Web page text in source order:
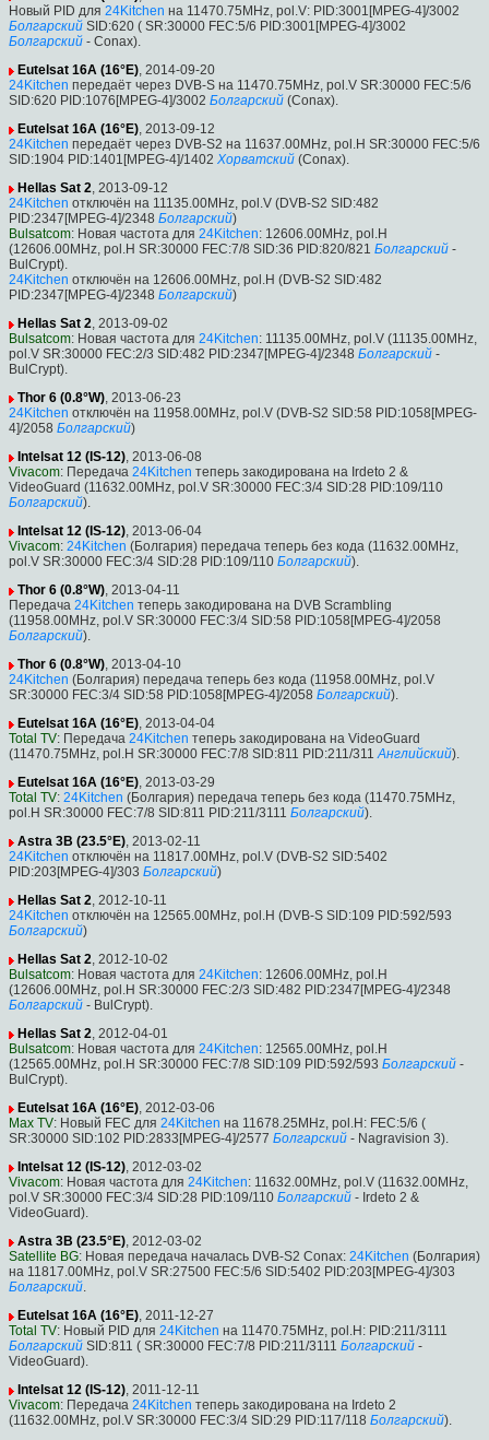
Новый PID для 24Kitchen на 11470.75MHz, pol.V: PID:3001[MPEG-4]/3002
Болгарский SID:620 ( SR:30000 FEC:5/6 PID:3001[MPEG-4]/3002
Болгарский - Conax).
Eutelsat 16A (16°E), 2014-09-20
24Kitchen передаёт через DVB-S на 11470.75MHz, pol.V SR:30000 FEC:5/6
SID:620 PID:1076[MPEG-4]/3002 Болгарский (Conax).
Eutelsat 16A (16°E), 2013-09-12
24Kitchen передаёт через DVB-S2 на 11637.00MHz, pol.H SR:30000 FEC:5/6
SID:1904 PID:1401[MPEG-4]/1402 Хорватский (Conax).
Hellas Sat 2, 2013-09-12
24Kitchen отключён на 11135.00MHz, pol.V (DVB-S2 SID:482
PID:2347[MPEG-4]/2348 Болгарский)
Bulsatcom: Новая частота для 24Kitchen: 12606.00MHz, pol.H
(12606.00MHz, pol.H SR:30000 FEC:7/8 SID:36 PID:820/821 Болгарский -
BulCrypt).
24Kitchen отключён на 12606.00MHz, pol.H (DVB-S2 SID:482
PID:2347[MPEG-4]/2348 Болгарский)
Hellas Sat 2, 2013-09-02
Bulsatcom: Новая частота для 24Kitchen: 11135.00MHz, pol.V (11135.00MHz,
pol.V SR:30000 FEC:2/3 SID:482 PID:2347[MPEG-4]/2348 Болгарский -
BulCrypt).
Thor 6 (0.8°W), 2013-06-23
24Kitchen отключён на 11958.00MHz, pol.V (DVB-S2 SID:58 PID:1058[MPEG-
4]/2058 Болгарский)
Intelsat 12 (IS-12), 2013-06-08
Vivacom: Передача 24Kitchen теперь закодирована на Irdeto 2 &
VideoGuard (11632.00MHz, pol.V SR:30000 FEC:3/4 SID:28 PID:109/110
Болгарский).
Intelsat 12 (IS-12), 2013-06-04
Vivacom: 24Kitchen (Болгария) передача теперь без кода (11632.00MHz,
pol.V SR:30000 FEC:3/4 SID:28 PID:109/110 Болгарский).
Thor 6 (0.8°W), 2013-04-11
Передача 24Kitchen теперь закодирована на DVB Scrambling
(11958.00MHz, pol.V SR:30000 FEC:3/4 SID:58 PID:1058[MPEG-4]/2058
Болгарский).
Thor 6 (0.8°W), 2013-04-10
24Kitchen (Болгария) передача теперь без кода (11958.00MHz, pol.V
SR:30000 FEC:3/4 SID:58 PID:1058[MPEG-4]/2058 Болгарский).
Eutelsat 16A (16°E), 2013-04-04
Total TV: Передача 24Kitchen теперь закодирована на VideoGuard
(11470.75MHz, pol.H SR:30000 FEC:7/8 SID:811 PID:211/311 Английский).
Eutelsat 16A (16°E), 2013-03-29
Total TV: 24Kitchen (Болгария) передача теперь без кода (11470.75MHz,
pol.H SR:30000 FEC:7/8 SID:811 PID:211/3111 Болгарский).
Astra 3B (23.5°E), 2013-02-11
24Kitchen отключён на 11817.00MHz, pol.V (DVB-S2 SID:5402
PID:203[MPEG-4]/303 Болгарский)
Hellas Sat 2, 2012-10-11
24Kitchen отключён на 12565.00MHz, pol.H (DVB-S SID:109 PID:592/593
Болгарский)
Hellas Sat 2, 2012-10-02
Bulsatcom: Новая частота для 24Kitchen: 12606.00MHz, pol.H
(12606.00MHz, pol.H SR:30000 FEC:2/3 SID:482 PID:2347[MPEG-4]/2348
Болгарский - BulCrypt).
Hellas Sat 2, 2012-04-01
Bulsatcom: Новая частота для 24Kitchen: 12565.00MHz, pol.H
(12565.00MHz, pol.H SR:30000 FEC:7/8 SID:109 PID:592/593 Болгарский -
BulCrypt).
Eutelsat 16A (16°E), 2012-03-06
Max TV: Новый FEC для 24Kitchen на 11678.25MHz, pol.H: FEC:5/6 (
SR:30000 SID:102 PID:2833[MPEG-4]/2577 Болгарский - Nagravision 3).
Intelsat 12 (IS-12), 2012-03-02
Vivacom: Новая частота для 24Kitchen: 11632.00MHz, pol.V (11632.00MHz,
pol.V SR:30000 FEC:3/4 SID:28 PID:109/110 Болгарский - Irdeto 2 &
VideoGuard).
Astra 3B (23.5°E), 2012-03-02
Satellite BG: Новая передача началась DVB-S2 Conax: 24Kitchen (Болгария)
на 11817.00MHz, pol.V SR:27500 FEC:5/6 SID:5402 PID:203[MPEG-4]/303
Болгарский.
Eutelsat 16A (16°E), 2011-12-27
Total TV: Новый PID для 24Kitchen на 11470.75MHz, pol.H: PID:211/3111
Болгарский SID:811 ( SR:30000 FEC:7/8 PID:211/3111 Болгарский -
VideoGuard).
Intelsat 12 (IS-12), 2011-12-11
Vivacom: Передача 24Kitchen теперь закодирована на Irdeto 2
(11632.00MHz, pol.V SR:30000 FEC:3/4 SID:29 PID:117/118 Болгарский).